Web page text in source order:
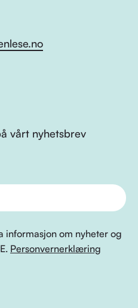
vårt nyhetsbrev
informasjon om nyheter og
Personvernerklæring